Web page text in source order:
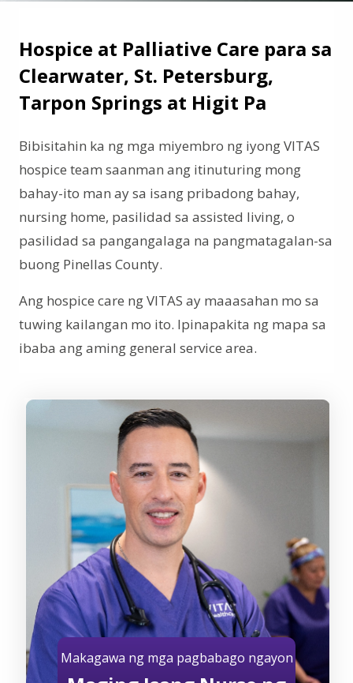
Hospice at Palliative Care para sa
Clearwater, St. Petersburg,
Tarpon Springs at Higit Pa
Bibisitahin ka ng mga miyembro ng iyong VITAS
hospice team saanman ang itinuturing mong
bahay-ito man ay sa isang pribadong bahay,
nursing home, pasilidad sa assisted living, o
pasilidad sa pangangalaga na pangmatagalan-sa
buong Pinellas County.
Ang hospice care ng VITAS ay maaasahan mo sa
tuwing kailangan mo ito. Ipinapakita ng mapa sa
ibaba ang aming general service area.
Makagawa ng mga pagbabago ngayon